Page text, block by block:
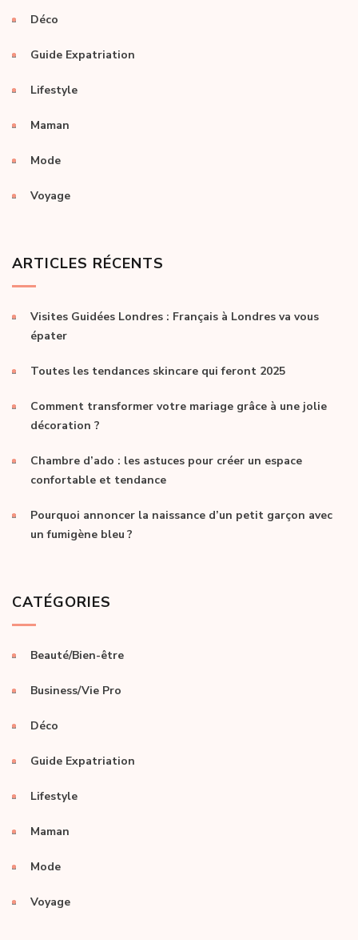
Déco
Guide Expatriation
Lifestyle
Maman
Mode
Voyage
ARTICLES RÉCENTS
Visites Guidées Londres : Français à Londres va vous
épater
Toutes les tendances skincare qui feront 2025
Comment transformer votre mariage grâce à une jolie
décoration ?
Chambre d’ado : les astuces pour créer un espace
confortable et tendance
Pourquoi annoncer la naissance d’un petit garçon avec
un fumigène bleu ?
CATÉGORIES
Beauté/Bien-être
Business/Vie Pro
Déco
Guide Expatriation
Lifestyle
Maman
Mode
Voyage